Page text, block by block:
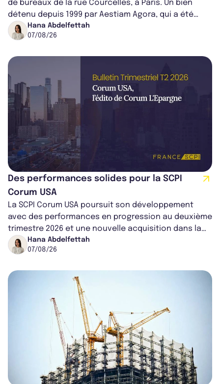
de bureaux de la rue Courcelles, à Paris. Un bien
détenu depuis 1999 par Aestiam Agora, qui a été
cédé avec une plus-value...
Hana Abdelfettah
07/08/26
Des performances solides pour la SCPI
Corum USA
La SCPI Corum USA poursuit son développement
avec des performances en progression au deuxième
trimestre 2026 et une nouvelle acquisition dans la
région de Chicago. Entre hausse de...
Hana Abdelfettah
07/08/26